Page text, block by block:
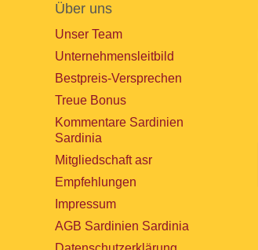
Über uns
Unser Team
Unternehmensleitbild
Bestpreis-Versprechen
Treue Bonus
Kommentare Sardinien
Sardinia
Mitgliedschaft asr
Empfehlungen
Impressum
AGB Sardinien Sardinia